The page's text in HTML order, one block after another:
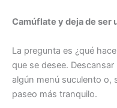
Camúflate y deja de ser
La pregunta es ¿qué
que se desee.
algún menú suculento o,
paseo más tranquilo.